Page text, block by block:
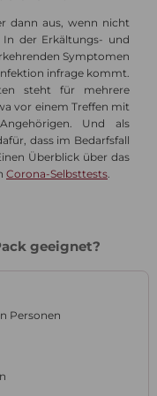
dann aus, wenn nicht
der Erkältungs- und
Symptomen
infrage kommt.
steht für mehrere
vor einem Treffen mit
Und als
dass im Bedarfsfall
Überblick über das
Corona-Selbsttests.
geeignet?
Personen